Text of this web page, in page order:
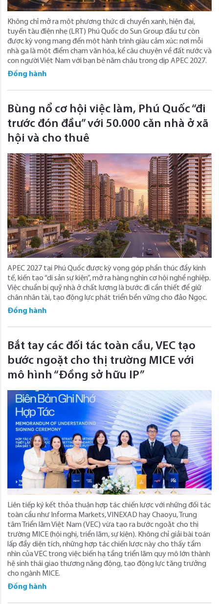
Không chỉ mở ra một phương thức di chuyển xanh, hiện đại,
tuyến tàu điện nhẹ (LRT) Phú Quốc do Sun Group đầu tư còn
được kỳ vọng mang đến một hành trình giàu cảm xúc: nơi mỗi
nhà ga là một điểm chạm văn hóa, kể câu chuyện về đất nước và
con người Việt Nam với bạn bè năm châu trong dịp APEC 2027.
Đồng hành
Bùng nổ cơ hội việc làm, Phú Quốc “đi
trước đón đầu” với 50.000 căn nhà ở xã
hội và cho thuê
APEC 2027 tại Phú Quốc được kỳ vọng góp phần thúc đẩy kinh
tế, kiến tạo “di sản sự kiện”, mở ra hàng nghìn cơ hội nghề nghiệp.
Việc chuẩn bị quỹ nhà ở chất lượng là bước đi cần thiết để giữ
chân nhân tài, tạo động lực phát triển bền vững cho đảo Ngọc.
Đồng hành
Bắt tay các đối tác toàn cầu, VEC tạo
bước ngoặt cho thị trường MICE với
mô hình “Đồng sở hữu IP”
Liên tiếp ký kết thỏa thuận hợp tác chiến lược với những đối tác
toàn cầu như Informa Markets, VINEXAD hay Chaoyu, Trung
tâm Triển lãm Việt Nam (VEC) vừa tạo ra bước ngoặt cho thị
trường MICE (hội nghị, triển lãm, sự kiện). Không chỉ giải bài toán
lấp đầy diện tích, những hợp tác chiến lược này cho thấy tầm
nhìn của VEC trong việc biến hạ tầng triển lãm quy mô lớn thành
hệ sinh thái giao thương năng động, tạo động lực tăng trưởng
cho ngành MICE.
Đồng hành